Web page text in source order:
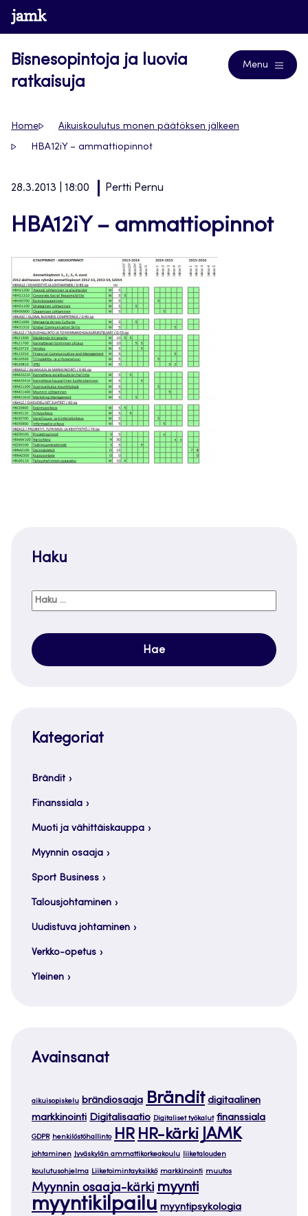
Siirry
suoraan
www.jamk.fi
Bisnesopintoja ja luovia
ratkaisuja
Menu
Home Aikuiskoulutus monen päätöksen jälkeen
HBA12iY – ammattiopinnot
28.3.2013 | 18:00 Pertti Pernu
HBA12iY – ammattiopinnot
Haku
Haku:
Kategoriat
Brändit
Finanssiala
Muoti ja vähittäiskauppa
Myynnin osaaja
Sport Business
Talousjohtaminen
Uudistuva johtaminen
Verkko-opetus
Yleinen
Avainsanat
aikuisopiskelu brändiosaaja Brändit digitaalinen
markkinointi Digitalisaatio Digitaliset työkalut finanssiala
GDPR henkilöstöhallinto HR HR-kärki JAMK
johtaminen Jyväskylän ammattikorkeakoulu liiketalouden
koulutusohjelma Liiketoimintayksikkö markkinointi muutos
Myynnin osaaja-kärki myynti
myyntikilpailu myyntipsykologia